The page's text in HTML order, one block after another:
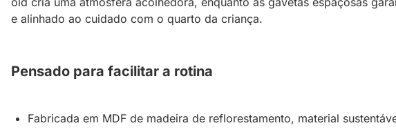
e alinhado ao cuidado com o quarto da criança.
Pensado para facilitar a rotina
Fabricada em MDF de madeira de reflorestamento, material